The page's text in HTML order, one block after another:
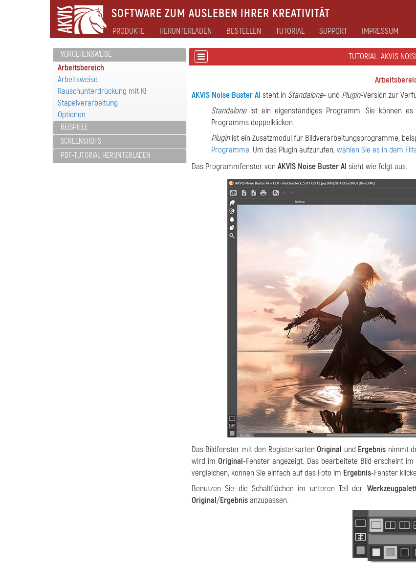
SOFTWARE ZUM AUSLEBEN IHRER KREATIVITÄT
PRODUKTE HERUNTERLADEN BESTELLEN TUTORIAL SUPPORT IMPRESSUM
VORGEHENSWEISE
Arbeitsbereich
Arbeitsweise
Rauschunterdrückung mit KI
Stapelverarbeitung
Optionen
BEISPIELE
SCREENSHOTS
PDF-TUTORIAL HERUNTERLADEN
TUTORIAL: AKVIS
AKVIS Noise Buster AI steht in Standalone- und Plugin-Version zur
Standaloneist ein eigenständiges Programm. Sie können
Programms doppelklicken.
Pluginist ein Zusatzmodul für Bildverarbeitungsprogramme,
Programme. Um das Plugin aufzurufen, wählen Sie es in dem
Das Programmfenster von AKVIS Noise Buster AI sieht wie folgt aus:
Das Bildfenster mit den RegisterkartenOriginal und Ergebnis nimmt
wird imOriginal-Fenster angezeigt. Das bearbeitete Bild erscheint im
vergleichen, können Sie einfach auf das Foto im Ergebnis-Fenster
Benutzen Sie die Schaltflächen im unteren Teil der
Original/Ergebnisanzupassen.